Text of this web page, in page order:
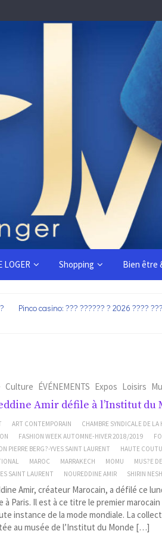
LOGER Shopping Bien être
Pinco casino: ??? ?????? ? 2026 ????
Culture ÉVÉNEMENTS Expos Loisirs
Amir défile à l’Institut du
ART CONTEMPORAIN CHAMBRE SYNDICALE DE
FASHION WEEK AUTOMNE-HIVER 2018/2019
PIERRE BERG?-YVES SAINT LAURENT
HAUTE
MAROC MARRAKECH MOMU
MUS?E
SAINT LAURENT
NOUREDDINE AMIR SHIRIN
Amir, créateur Marocain, a défilé ce
à Paris. Il est à ce titre le premier
instance de la mode mondiale. La
au musée de l’Institut du Monde […]